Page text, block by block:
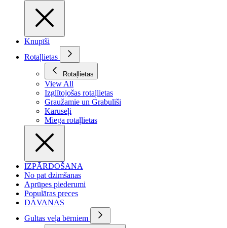
Knupīši
Rotaļlietas
Rotaļlietas
View All
Izglītojošas rotaļlietas
Graužamie un Grabulīši
Karuseļi
Miega rotaļlietas
IZPĀRDOŠANA
No pat dzimšanas
Aprūpes piederumi
Populāras preces
DĀVANAS
Gultas veļa bērniem